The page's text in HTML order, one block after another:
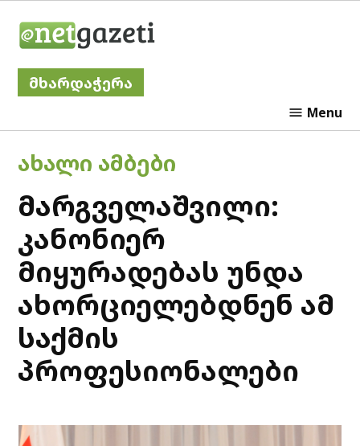
მხარდაჭერა
Menu
POSTED
IN
ᲐᲮᲐᲚᲘ ᲐᲛᲑᲔᲑᲘ
მარგველაშვილი:
კანონიერ
მიყურადებას უნდა
ახორციელებდნენ ამ
საქმის
პროფესიონალები